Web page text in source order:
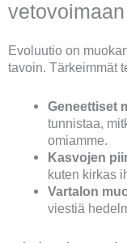
vetovoimaan
Evoluutio on
tavoin. Tärkeimmät
Geneettiset
tunnistaa,
omiamme.
Kasvojen
kuten kirkas
Vartalon
viestiä